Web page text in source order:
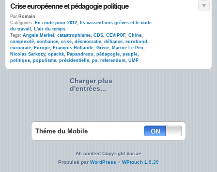
Crise européenne et pédagogie politique
Par Romain
Catégories: En route pour 2012,
Ils cassent nos grèves et le code
du travail , L'air du temps
Tags: Angela Merkel , catastrophisme, CDS, CEVIPOF, Chine,
complexité, confiance, crise, décmocratie, défiance, eurobond ,
eurocrate, Europe, François Hollande, Grèce, Marine Le Pen,
Nicolas Sarkozy, opacité, Papandreou, pédagogie, peuple,
politique, populisme, présidentielle, ps, referendum, UMP
Charger plus
d'entrées...
Théme du Mobile
All content Copyright Variae
Propulsé parWordPress + WPtouch 1.9.39